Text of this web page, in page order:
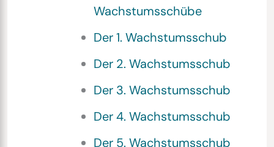
Wachstumsschübe
Der 1. Wachstumsschub
Der 2. Wachstumsschub
Der 3. Wachstumsschub
Der 4. Wachstumsschub
Der 5. Wachstumsschub